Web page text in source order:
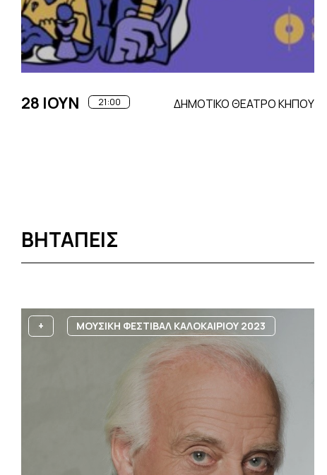
28 ΙΟΥΝ 21:00 ΔΗΜΟΤΙΚΟ ΘΕΑΤΡΟ ΚΗΠΟΥ
ΒΗΤΑΠΕΙΣ
+ ΜΟΥΣΙΚΗ ΦΕΣΤΙΒΑΛ ΚΑΛΟΚΑΙΡΙΟΥ 2023